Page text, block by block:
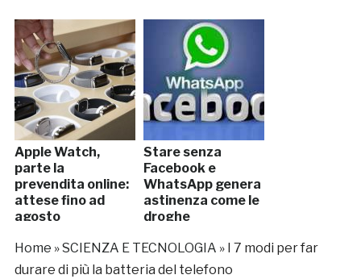
Apple Watch,
parte la
prevendita online:
attese fino ad
agosto
Stare senza
Facebook e
WhatsApp genera
astinenza come le
droghe
Home »SCIENZA E TECNOLOGIA » I 7 modi per far
durare di più la batteria del telefono